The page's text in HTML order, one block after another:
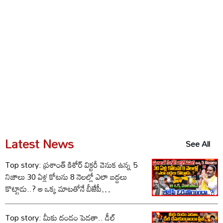
Latest News
See All
Top story: ప్రశాంత్ కిశోర్ విక్టరీ వెనుక ఉన్న 5
నిజాలు 30 ఏళ్ల కోటను 8 నెలల్లో ఎలా బద్దలు
కొట్టాడు..? ఆ ఒక్క మాటతోనే బీజేపీ
ఓడిపోయిందా..?
Top story: మీకు దండం పెడతా.. డీల్